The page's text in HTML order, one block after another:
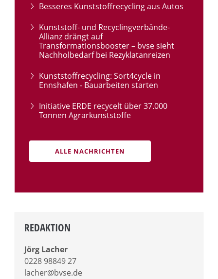
Besseres Kunststoffrecycling aus Autos
Kunststoff- und Recyclingverbände-
Allianz drängt auf
Transformationsbooster – bvse sieht
Nachholbedarf bei Rezyklatanreizen
Kunststoffrecycling: Sort4cycle in
Ennshafen - Bauarbeiten starten
Initiative ERDE recycelt über 37.000
Tonnen Agrarkunststoffe
ALLE NACHRICHTEN
REDAKTION
Jörg Lacher
0228 98849 27
lacher@bvse.de